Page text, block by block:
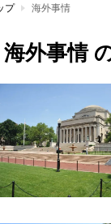
プ 海外事情
海外事情